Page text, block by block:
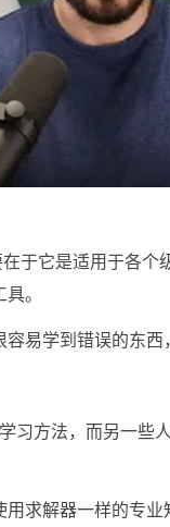
于它是适用于各
。
易学到错误的东西
习方法，而另一些
求解器一样的专业